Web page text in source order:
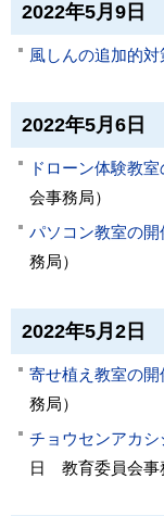
2022年5月9日
風しんの追加的対
2022年5月6日
ドローン体験教
会事務局）
パソコン教室の開
務局）
2022年5月2日
寄せ植え教室の開
務局）
チョウセンアカ
日
教育委員会事